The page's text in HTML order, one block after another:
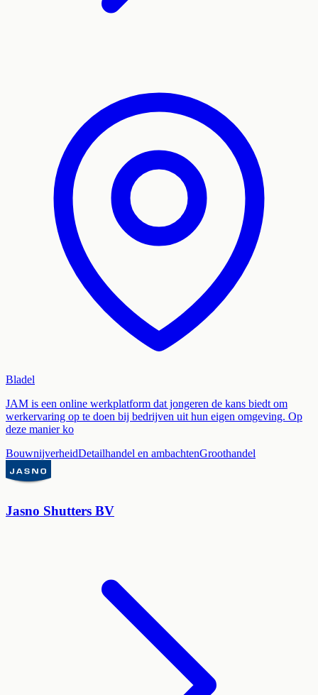
Bladel
JAM is een online werkplatform dat jongeren de kans biedt om
werkervaring op te doen bij bedrijven uit hun eigen omgeving. Op
deze manier ko
BouwnijverheidDetailhandel en ambachtenGroothandel
Jasno Shutters BV